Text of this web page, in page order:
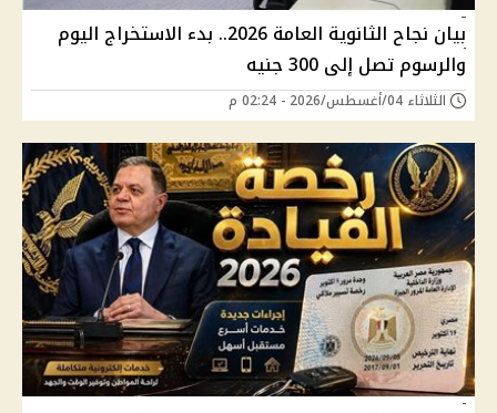
بيان نجاح الثانوية العامة 2026.. بدء الاستخراج اليوم
والرسوم تصل إلى 300 جنيه
الثلاثاء 04/أغسطس/2026 - 02:24 م